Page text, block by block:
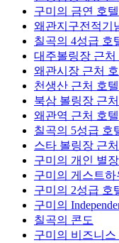
구미의 금연 호텔
왜관지구전적기
칠곡의 4성급 호
대주볼링장 근처
왜관시장 근처
천생산 근처 호텔
북삼 볼링장 근
왜관역 근처 호텔
칠곡의 5성급 호
스타 볼링장 근
구미의 개인 별장
구미의 게스트하
구미의 2성급 호
구미의
칠곡의 콘도
구미의 비즈니스